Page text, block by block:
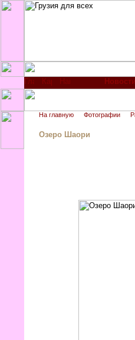
Новости
На главную Фотографии
Озеро Шаори